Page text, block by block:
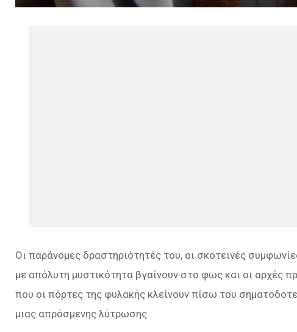
Οι παράνομες δραστηριότητές του, οι σκοτεινές
με απόλυτη μυστικότητα βγαίνουν στο φως και οι αρχές
που οι πόρτες της φυλακής κλείνουν πίσω του
μιας απρόσμενης λύτρωσης.